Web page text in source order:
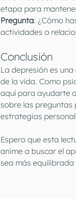
etapa para
Pregunta: ¿Cómo
actividades o
Conclusión
La depresión es
de la vida. Como
aquí para ayudarte
sobre las preguntas
estrategias
Espero que esta
anime a buscar el
sea más